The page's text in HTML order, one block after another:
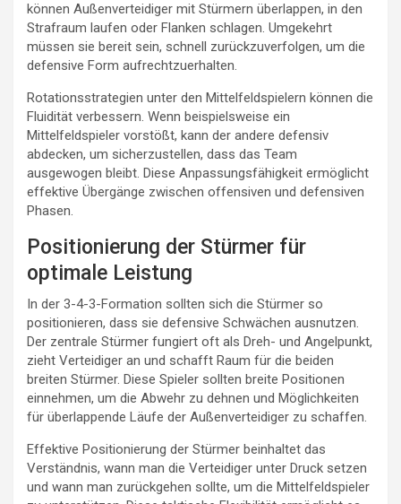
können Außenverteidiger mit Stürmern überlappen, in den
Strafraum laufen oder Flanken schlagen. Umgekehrt
müssen sie bereit sein, schnell zurückzuverfolgen, um die
defensive Form aufrechtzuerhalten.
Rotationsstrategien unter den Mittelfeldspielern können die
Fluidität verbessern. Wenn beispielsweise ein
Mittelfeldspieler vorstößt, kann der andere defensiv
abdecken, um sicherzustellen, dass das Team
ausgewogen bleibt. Diese Anpassungsfähigkeit ermöglicht
effektive Übergänge zwischen offensiven und defensiven
Phasen.
Positionierung der Stürmer für
optimale Leistung
In der 3-4-3-Formation sollten sich die Stürmer so
positionieren, dass sie defensive Schwächen ausnutzen.
Der zentrale Stürmer fungiert oft als Dreh- und Angelpunkt,
zieht Verteidiger an und schafft Raum für die beiden
breiten Stürmer. Diese Spieler sollten breite Positionen
einnehmen, um die Abwehr zu dehnen und Möglichkeiten
für überlappende Läufe der Außenverteidiger zu schaffen.
Effektive Positionierung der Stürmer beinhaltet das
Verständnis, wann man die Verteidiger unter Druck setzen
und wann man zurückgehen sollte, um die Mittelfeldspieler